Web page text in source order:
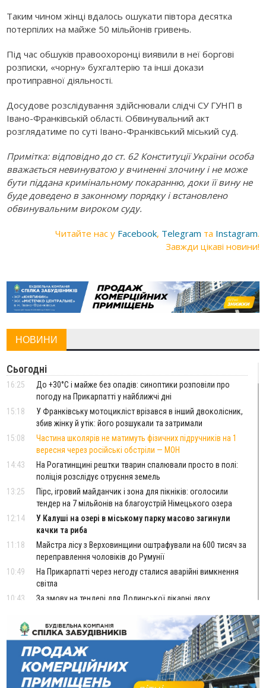
Таким чином жінці вдалось ошукати півтора десятка
потерпілих на майже 50 мільйонів гривень.
Під час обшуків правоохоронці виявили в неї боргові
розписки, «чорну» бухгалтерію та інші докази
протиправної діяльності.
Досудове розслідування здійснювали слідчі СУ ГУНП в
Івано-Франківській області. Обвинувальний акт
розглядатиме по суті Івано-Франківський міський суд.
Примітка: відповідно до ст. 62 Конституції України особа
вважається невинуватою у вчиненні злочину і не може
бути піддана кримінальному покаранню, доки її вину не
буде доведено в законному порядку і встановлено
обвинувальним вироком суду.
Читайте нас у Facebook, Telegram та Instagram.
Завжди цікаві новини!
НОВИНИ
Сьогодні
16:25
До +30°C і майже без опадів: синоптики розповіли про
погоду на Прикарпатті у найближчі дні
15:18
У Франківську мотоцикліст врізався в інший двоколісник,
збив жінку й утік: його розшукали та затримали
15:08
Частина школярів не матимуть фізичних підручників на 1
вересня через російські обстріли — МОН
14:43
На Рогатинщині рештки тварин спалювали просто в полі:
поліція розслідує отруєння земель
13:25
Пірс, ігровий майданчик і зона для пікніків: оголосили
тендер на 7 мільйонів на благоустрій Німецького озера
12:14
У Калуші на озері в міському парку масово загинули
качки та риба
11:18
Майстра лісу з Верховинщини оштрафували на 600 тисяч за
переправлення чоловіків до Румунії
10:49
На Прикарпатті через негоду сталися аварійні вимкнення
світла
10:43
За змову на тендері для Долинської лікарні двох
10:09
Яремчанський суд виніс вирок чоловіку, який у Буковелі
вкрав із супермаркету пляшку віскі за 8,5 тисяч
09:53
В урочищі біля Галича археологи відкопали давньоруську
вагову гирку XII–XIII століть
09:39
У Франківську медики провели серію складних операцій